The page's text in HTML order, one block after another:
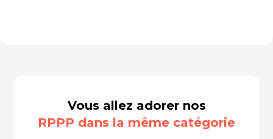
Vous allez adorer nos
RPPP dans la même catégorie